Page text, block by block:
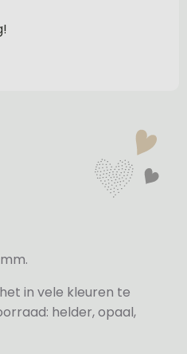
in vele kleuren te
helder, opaal,